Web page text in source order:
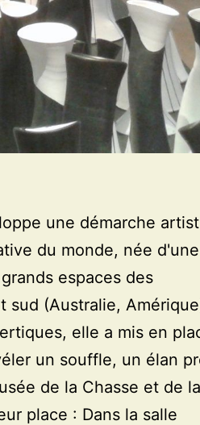
une démarche
du monde, née d'une
espaces des
sud (Australie,
elle a mis en
un souffle, un élan
de la Chasse et de la
place : Dans la salle